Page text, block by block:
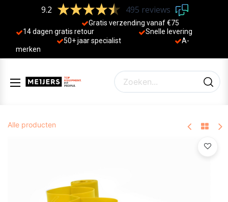
9.2 495 reviews
Gratis verzending vanaf €75
14 dagen gratis retour
Sne lle levering
50+ jaar specialist
A-
merken
Alle producten